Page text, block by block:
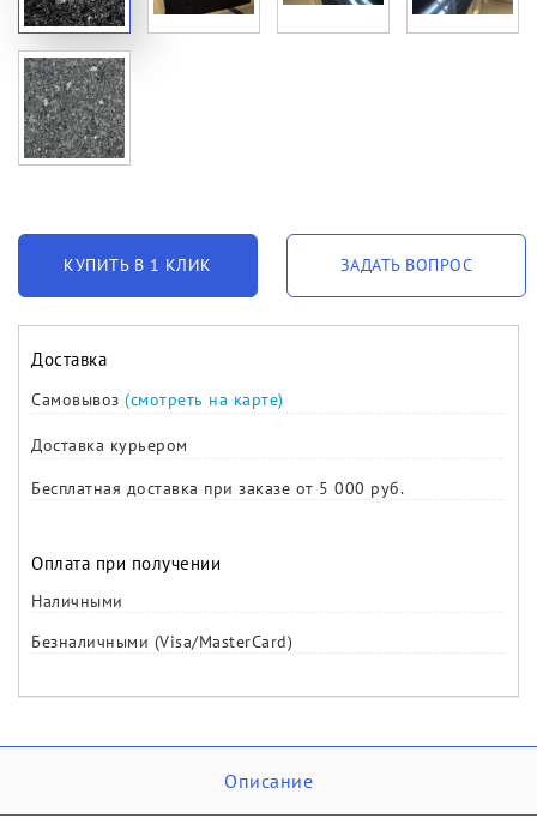
КУПИТЬ В 1 КЛИК ЗАДАТЬ ВОПРОС
Доставка
Самовывоз (смотреть на карте)
Доставка курьером
Бесплатная доставка при заказе от 5 000 руб.
Оплата при получении
Наличными
Безналичными (Visa/MasterCard)
Описание